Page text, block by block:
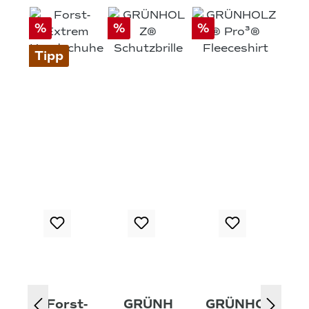
%
Tipp
Forst-
%
GRÜNH
%
GRÜNHO